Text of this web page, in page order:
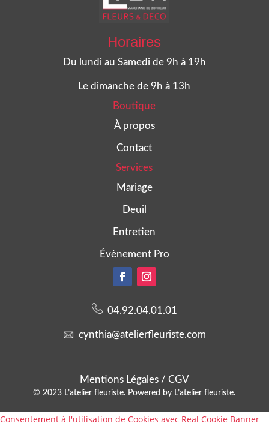
Horaires
Du lundi au Samedi de 9h à 19h
Le dimanche de 9h à 13h
Boutique
À propos
Contact
Services
Mariage
Deuil
Entretien
Évènement Pro
04.92.04.01.01
cynthia@atelierfleuriste.com
Mentions Légales / CGV
© 2023 L’atelier fleuriste. Powered by L’atelier fleuriste.
Consentement à l'utilisation de Cookies avec Real Cookie Banner